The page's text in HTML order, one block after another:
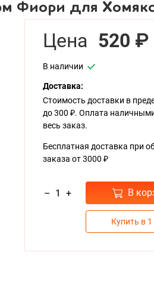
Фиори для
Цена 520 ₽
В наличии
Доставка:
Стоимость доставки в
до 300 ₽. Оплата
весь заказ.
Бесплатная доставка при
заказа от 3000 ₽
– 1 + В
Купить в
Регистрация